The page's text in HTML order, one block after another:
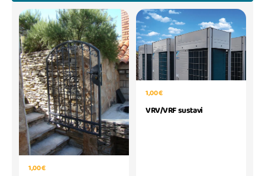
1,00 €
1,00 €
VRV/VRF sustavi